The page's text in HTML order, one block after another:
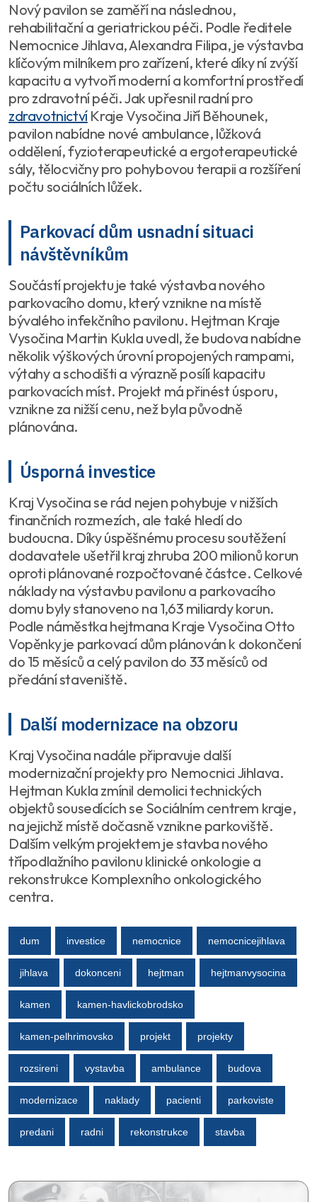
Nový pavilon se zaměří na následnou,
rehabilitační a geriatrickou péči. Podle ředitele
Nemocnice Jihlava, Alexandra Filipa, je výstavba
klíčovým milníkem pro zařízení, které díky ní zvýší
kapacitu a vytvoří moderní a komfortní prostředí
pro zdravotní péči. Jak upřesnil radní pro
zdravotnictvíKraje Vysočina Jiří Běhounek,
pavilon nabídne nové ambulance, lůžková
oddělení, fyzioterapeutické a ergoterapeutické
sály, tělocvičny pro pohybovou terapii a rozšíření
počtu sociálních lůžek.
Parkovací dům usnadní situaci
návštěvníkům
Součástí projektu je také výstavba nového
parkovacího domu, který vznikne na místě
bývalého infekčního pavilonu. Hejtman Kraje
Vysočina Martin Kukla uvedl, že budova nabídne
několik výškových úrovní propojených rampami,
výtahy a schodišti a výrazně posílí kapacitu
parkovacích míst. Projekt má přinést úsporu,
vznikne za nižší cenu, než byla původně
plánována.
Úsporná investice
Kraj Vysočina se rád nejen pohybuje v nižších
finančních rozmezích, ale také hledí do
budoucna. Díky úspěšnému procesu soutěžení
dodavatele ušetřil kraj zhruba 200 milionů korun
oproti plánované rozpočtované částce. Celkové
náklady na výstavbu pavilonu a parkovacího
domu byly stanoveno na 1,63 miliardy korun.
Podle náměstka hejtmana Kraje Vysočina Otto
Vopěnky je parkovací dům plánován k dokončení
do 15 měsíců a celý pavilon do 33 měsíců od
předání staveniště.
Další modernizace na obzoru
Kraj Vysočina nadále připravuje další
modernizační projekty pro Nemocnici Jihlava.
Hejtman Kukla zmínil demolici technických
objektů sousedících se Sociálním centrem kraje,
na jejichž místě dočasně vznikne parkoviště.
Dalším velkým projektem je stavba nového
třípodlažního pavilonu klinické onkologie a
rekonstrukce Komplexního onkologického
centra.
dum investice nemocnice nemocnicejihlava
jihlava dokonceni hejtman hejtmanvysocina
kamen kamen-havlickobrodsko
kamen-pelhrimovsko projekt projekty
rozsireni vystavba ambulance budova
modernizace naklady pacienti parkoviste
predani radni rekonstrukce stavba